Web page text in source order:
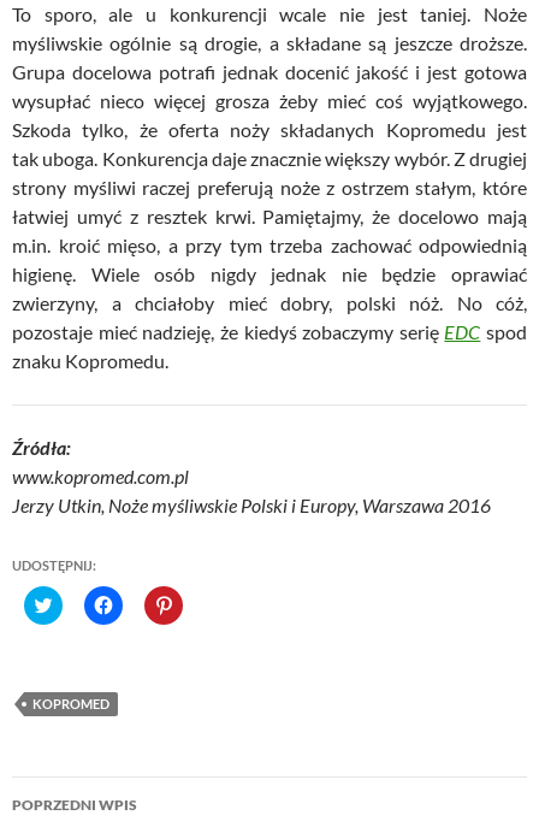
To sporo, ale u konkurencji wcale nie jest taniej. Noże
myśliwskie ogólnie są drogie, a składane są jeszcze droższe.
Grupa docelowa potrafi jednak docenić jakość i jest gotowa
wysupłać nieco więcej grosza żeby mieć coś wyjątkowego.
Szkoda tylko, że oferta noży składanych Kopromedu jest
tak uboga. Konkurencja daje znacznie większy wybór. Z drugiej
strony myśliwi raczej preferują noże z ostrzem stałym, które
łatwiej umyć z resztek krwi. Pamiętajmy, że docelowo mają
m.in. kroić mięso, a przy tym trzeba zachować odpowiednią
higienę. Wiele osób nigdy jednak nie będzie oprawiać
zwierzyny, a chciałoby mieć dobry, polski nóż. No cóż,
pozostaje mieć nadzieję, że kiedyś zobaczymy serię EDC spod
znaku Kopromedu.
Źródła:
www.kopromed.com.pl
Jerzy Utkin, Noże myśliwskie Polski i Europy, Warszawa 2016
UDOSTĘPNIJ:
C
l
o
r
o
C
l
o
r
o
C
l
r
KOPROMED
Nawigacja
POPRZEDNI WPIS